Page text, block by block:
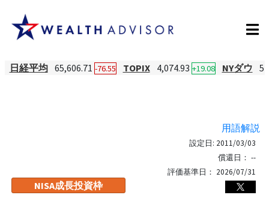
日経平均 65,606.71 -76.55 TOPIX 4,074.93 +19.08 NYダウ
用語解説
NISA成長投資枠
設定日: 2011/03/03
償還日： --
評価基準日： 2026/07/31